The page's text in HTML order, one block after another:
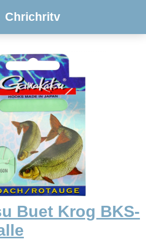
Chrichritv
Buet Krog BKS-